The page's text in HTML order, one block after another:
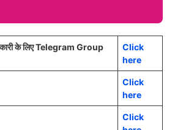
के लिए Telegram Group
Click
here
Click
here
Click